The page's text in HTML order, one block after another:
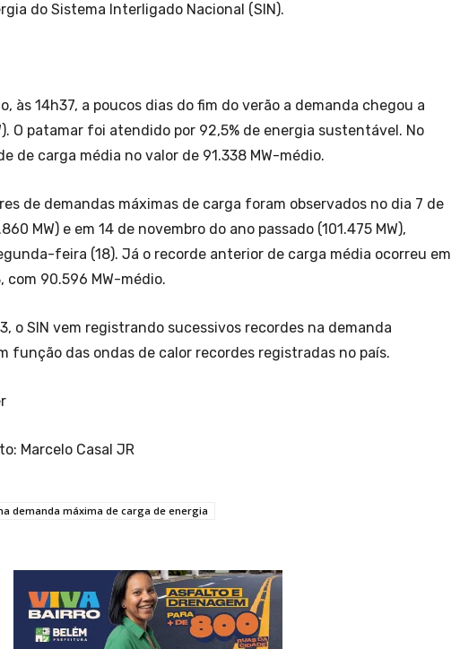
do Sistema Interligado Nacional (SIN).
às 14h37, a poucos dias do fim do verão a demanda chegou a
O patamar foi atendido por 92,5% de energia sustentável. No
de carga média no valor de 91.338 MW-médio.
de demandas máximas de carga foram observados no dia 7 de
MW) e em 14 de novembro do ano passado (101.475 MW),
feira (18). Já o recorde anterior de carga média ocorreu em
com 90.596 MW-médio.
o SIN vem registrando sucessivos recordes na demanda
função das ondas de calor recordes registradas no país.
Marcelo Casal JR
demanda máxima de carga de energia